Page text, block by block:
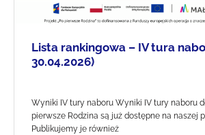
Lista rankingowa – IV tura
30.04.2026)
Wyniki IV tury naboru Wyniki IV tury naboru
pierwsze Rodzina są już dostępne na naszej
Publikujemy je również